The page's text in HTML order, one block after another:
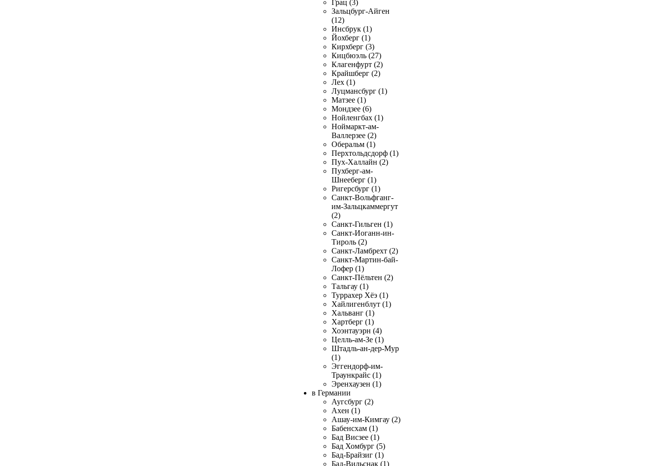
Грац (3)
Зальцбург-Айген
(12)
Инсбрук (1)
Йохберг (1)
Кирхберг (3)
Кицбюэль (27)
Клагенфурт (2)
Крайшберг (2)
Лех (1)
Луцмансбург (1)
Матзее (1)
Мондзее (6)
Нойленгбах (1)
Ноймаркт-ам-
Валлерзее (2)
Оберальм (1)
Перхтольдсдорф (1)
Пух-Халлайн (2)
Пухберг-ам-
Шнееберг (1)
Ригерсбург (1)
Санкт-Вольфганг-
им-Зальцкаммергут
(2)
Санкт-Гильген (1)
Санкт-Иоганн-ин-
Тироль (2)
Санкт-Ламбрехт (2)
Санкт-Мартин-бай-
Лофер (1)
Санкт-Пёльтен (2)
Тальгау (1)
Туррахер Хёэ (1)
Хайлигенблут (1)
Хальванг (1)
Хартберг (1)
Хоэнтауэрн (4)
Целль-ам-Зе (1)
Штадль-ан-дер-Мур
(1)
Эггендорф-им-
Траункрайс (1)
Эренхаузен (1)
в Германии
Аугсбург (2)
Ахен (1)
Ашау-им-Кимгау (2)
Бабенсхам (1)
Бад Висзее (1)
Бад Хомбург (5)
Бад-Брайзиг (1)
Бад-Вильснак (1)